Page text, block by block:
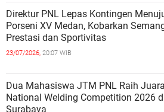
Direktur PNL Lepas Kontingen
Porseni XV Medan, Kobarkan
Prestasi dan Sportivitas
23/07/2026, 20:07 WIB
Dua Mahasiswa JTM PNL Raih
National Welding Competition 2026
Surabaya